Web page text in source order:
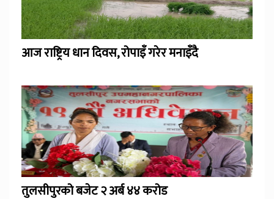
आज राष्ट्रिय धान दिवस, रोपाइँ गरेर मनाइँदै
तुलसीपुरको बजेट २ अर्ब ४४ करोड